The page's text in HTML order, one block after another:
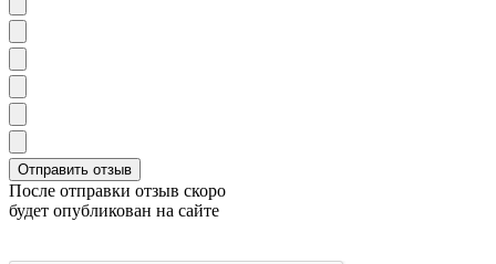
После отправки отзыв скоро
будет опубликован на сайте